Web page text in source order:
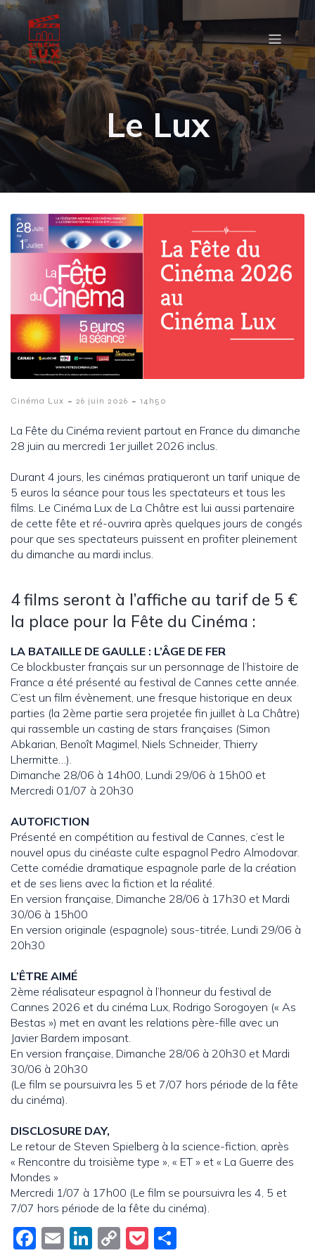
Le Lux
Cinéma Lux - 26 juin 2026 - 14h50
La Fête du Cinéma revient partout en France du dimanche
28 juin au mercredi 1er juillet 2026 inclus.
Durant 4 jours, les cinémas pratiqueront un tarif unique de
5 euros la séance pour tous les spectateurs et tous les
films. Le Cinéma Lux de La Châtre est lui aussi partenaire
de cette fête et ré-ouvrira après quelques jours de congés
pour que ses spectateurs puissent en profiter pleinement
du dimanche au mardi inclus.
4 films seront à l’affiche au tarif de 5 €
la place pour la Fête du Cinéma :
LA BATAILLE DE GAULLE : L’ÂGE DE FER
Ce blockbuster français sur un personnage de l’histoire de
France a été présenté au festival de Cannes cette année.
C’est un film évènement, une fresque historique en deux
parties (la 2ème partie sera projetée fin juillet à La Châtre)
qui rassemble un casting de stars françaises (Simon
Abkarian, Benoît Magimel, Niels Schneider, Thierry
Lhermitte…).
Dimanche 28/06 à 14h00, Lundi 29/06 à 15h00 et
Mercredi 01/07 à 20h30
AUTOFICTION
Présenté en compétition au festival de Cannes, c’est le
nouvel opus du cinéaste culte espagnol Pedro Almodovar.
Cette comédie dramatique espagnole parle de la création
et de ses liens avec la fiction et la réalité.
En version française, Dimanche 28/06 à 17h30 et Mardi
30/06 à 15h00
En version originale (espagnole) sous-titrée, Lundi 29/06 à
20h30
L’ÊTRE AIMÉ
2ème réalisateur espagnol à l’honneur du festival de
Cannes 2026 et du cinéma Lux, Rodrigo Sorogoyen (« As
Bestas ») met en avant les relations père-fille avec un
Javier Bardem imposant.
En version française, Dimanche 28/06 à 20h30 et Mardi
30/06 à 20h30
(Le film se poursuivra les 5 et 7/07 hors période de la fête
du cinéma).
DISCLOSURE DAY,
Le retour de Steven Spielberg à la science-fiction, après
« Rencontre du troisième type », « ET » et « La Guerre des
Mondes »
Mercredi 1/07 à 17h00 (Le film se poursuivra les 4, 5 et
7/07 hors période de la fête du cinéma).
Fac
Em
Link
Cop
Poc